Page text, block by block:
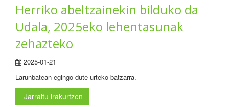
Herriko abeltzainekin bilduko da
Udala, 2025eko lehentasunak
zehazteko
2025-01-21
Larunbatean egingo dute urteko batzarra.
Jarraitu irakurtzen